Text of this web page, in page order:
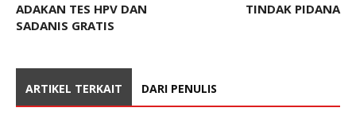
ADAKAN TES HPV DAN
SADANIS GRATIS
TINDAK PIDANA
ARTIKEL TERKAIT DARI PENULIS